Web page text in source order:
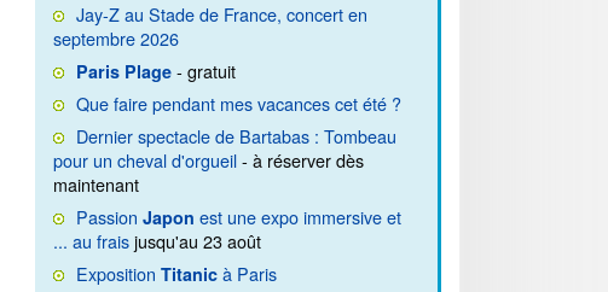
Jay-Z au Stade de France, concert en
septembre 2026
Paris Plage - gratuit
Que faire pendant mes vacances cet été ?
Dernier spectacle de Bartabas : Tombeau
pour un cheval d'orgueil- à réserver dès
maintenant
PassionJapon est une expo immersive et
... au fraisjusqu'au 23 août
ExpositionTitanic à Paris